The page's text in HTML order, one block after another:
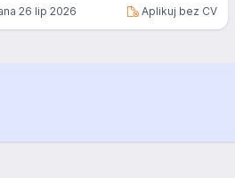
26 lip 2026 Aplikuj bez CV